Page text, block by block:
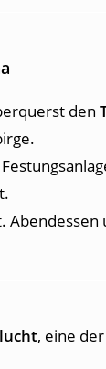
den
Abendessen
, eine